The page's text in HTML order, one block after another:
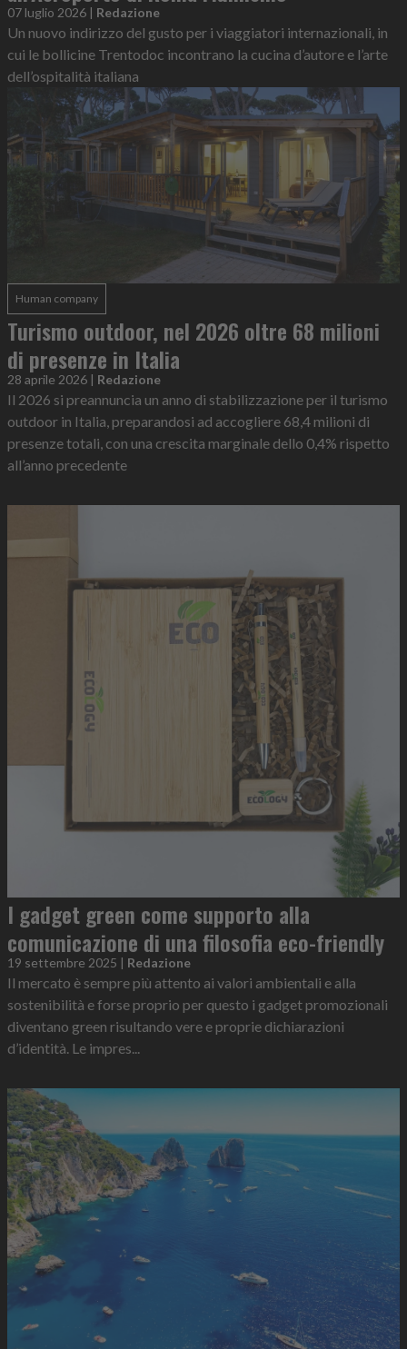
07 luglio 2026 | Redazione
Un nuovo indirizzo del gusto per i viaggiatori internazionali, in
cui le bollicine Trentodoc incontrano la cucina d’autore e l’arte
dell’ospitalità italiana
Human company
Turismo outdoor, nel 2026 oltre 68 milioni
di presenze in Italia
28 aprile 2026 | Redazione
Il 2026 si preannuncia un anno di stabilizzazione per il turismo
outdoor in Italia, preparandosi ad accogliere 68,4 milioni di
presenze totali, con una crescita marginale dello 0,4% rispetto
all’anno precedente
I gadget green come supporto alla
comunicazione di una filosofia eco-friendly
19 settembre 2025 | Redazione
Il mercato è sempre più attento ai valori ambientali e alla
sostenibilità e forse proprio per questo i gadget promozionali
diventano green risultando vere e proprie dichiarazioni
d’identità. Le impres...